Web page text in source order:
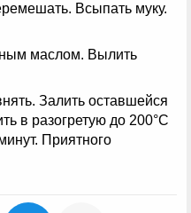
Всыпать муку.
маслом. Вылить
Залить оставшейся
в разогретую до 200°C
Приятного